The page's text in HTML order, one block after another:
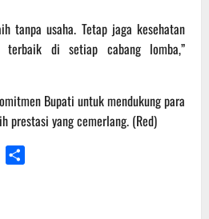
tanpa usaha. Tetap jaga kesehatan
terbaik di setiap cabang lomba,”
Bupati untuk mendukung para
prestasi yang cemerlang. (Red)